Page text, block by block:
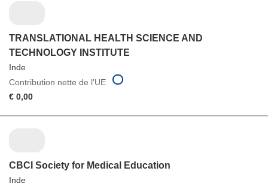
TRANSLATIONAL HEALTH SCIENCE AND
TECHNOLOGY INSTITUTE
Inde
Contribution nette de l'UE
€ 0,00
CBCI Society for Medical Education
Inde